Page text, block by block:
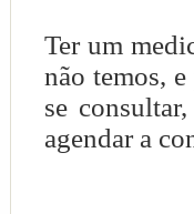
Ter um
não temos,
se
agendar a